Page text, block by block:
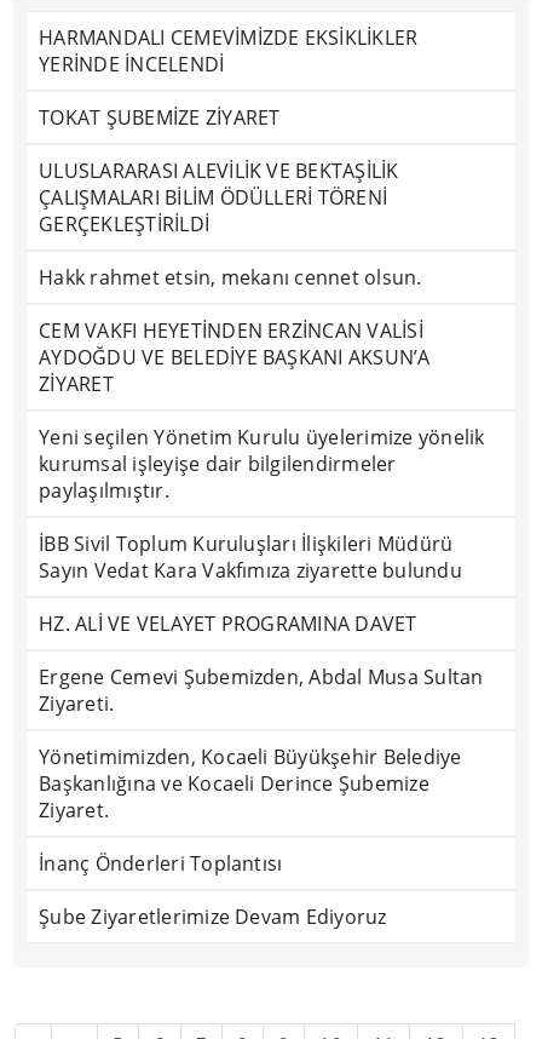
HARMANDALI CEMEVİMİZDE EKSİKLİKLER
YERİNDE İNCELENDİ
TOKAT ŞUBEMİZE ZİYARET
ULUSLARARASI ALEVİLİK VE BEKTAŞİLİK
ÇALIŞMALARI BİLİM ÖDÜLLERİ TÖRENİ
GERÇEKLEŞTİRİLDİ
Hakk rahmet etsin, mekanı cennet olsun.
CEM VAKFI HEYETİNDEN ERZİNCAN VALİSİ
AYDOĞDU VE BELEDİYE BAŞKANI AKSUN’A
ZİYARET
Yeni seçilen Yönetim Kurulu üyelerimize yönelik
kurumsal işleyişe dair bilgilendirmeler
paylaşılmıştır.
İBB Sivil Toplum Kuruluşları İlişkileri Müdürü
Sayın Vedat Kara Vakfımıza ziyarette bulundu
HZ. ALİ VE VELAYET PROGRAMINA DAVET
Ergene Cemevi Şubemizden, Abdal Musa Sultan
Ziyareti.
Yönetimimizden, Kocaeli Büyükşehir Belediye
Başkanlığına ve Kocaeli Derince Şubemize
Ziyaret.
İnanç Önderleri Toplantısı
Şube Ziyaretlerimize Devam Ediyoruz